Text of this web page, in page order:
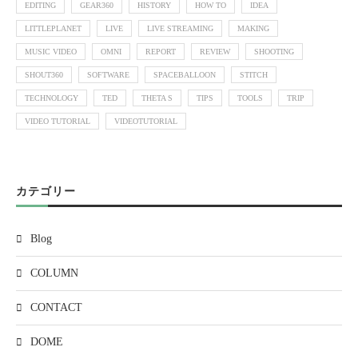
EDITING GEAR360 HISTORY HOW TO IDEA
LITTLEPLANET LIVE LIVE STREAMING MAKING
MUSIC VIDEO OMNI REPORT REVIEW SHOOTING
SHOUT360 SOFTWARE SPACEBALLOON STITCH
TECHNOLOGY TED THETA S TIPS TOOLS TRIP
VIDEO TUTORIAL VIDEOTUTORIAL
カテゴリー
Blog
COLUMN
CONTACT
DOME